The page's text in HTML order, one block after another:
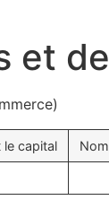
et
le capital